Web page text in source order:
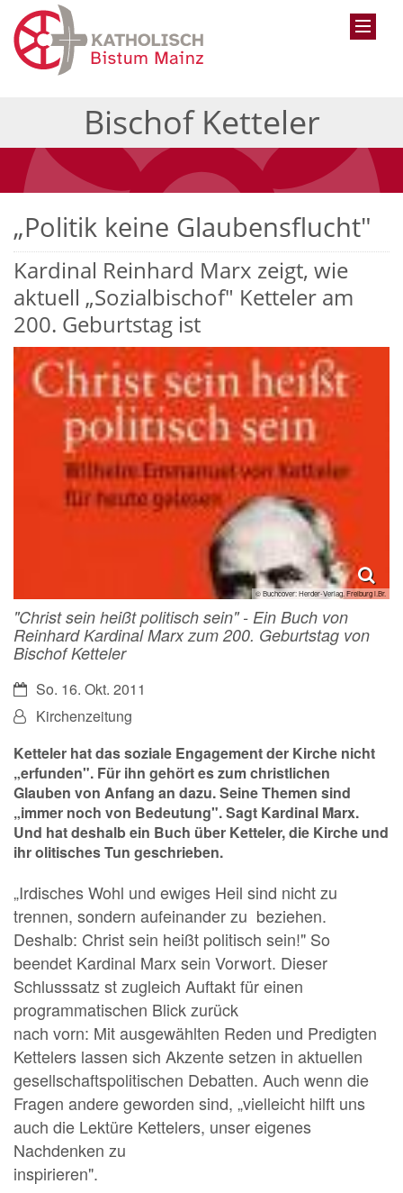
Bischof Ketteler
„Politik keine Glaubensflucht"
Kardinal Reinhard Marx zeigt, wie
aktuell „Sozialbischof" Ketteler am
200. Geburtstag ist
© Buchcover: Herder-Verlag. Freiburg i.Br.
"Christ sein heißt politisch sein" - Ein Buch von
Reinhard Kardinal Marx zum 200. Geburtstag von
Bischof Ketteler
Datum:So. 16. Okt. 2011
Von:Kirchenzeitung
Ketteler hat das soziale Engagement der Kirche nicht
„erfunden". Für ihn gehört es zum christlichen
Glauben von Anfang an dazu. Seine Themen sind
„immer noch von Bedeutung". Sagt Kardinal Marx.
Und hat deshalb ein Buch über Ketteler, die Kirche und
ihr olitisches Tun geschrieben.
„Irdisches Wohl und ewiges Heil sind nicht zu
trennen, sondern aufeinander zu beziehen.
Deshalb: Christ sein heißt politisch sein!" So
beendet Kardinal Marx sein Vorwort. Dieser
Schlusssatz st zugleich Auftakt für einen
programmatischen Blick zurück
nach vorn: Mit ausgewählten Reden und Predigten
Kettelers lassen sich Akzente setzen in aktuellen
gesellschaftspolitischen Debatten. Auch wenn die
Fragen andere geworden sind, „vielleicht hilft uns
auch die Lektüre Kettelers, unser eigenes
Nachdenken zu
inspirieren".